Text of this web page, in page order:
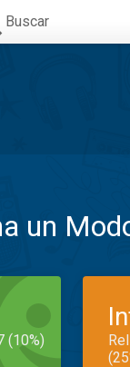
Buscar
un
(10%)